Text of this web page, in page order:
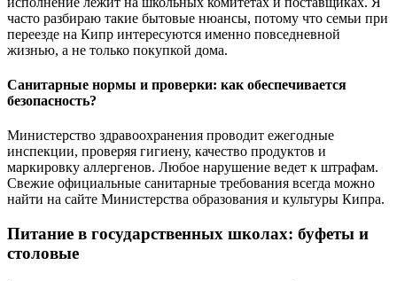
часто разбираю такие бытовые нюансы, потому что семьи при
переезде на Кипр интересуются именно повседневной
жизнью, а не только покупкой дома.
Санитарные нормы и проверки: как обеспечивается
безопасность?
Министерство здравоохранения проводит ежегодные
инспекции, проверяя гигиену, качество продуктов и
маркировку аллергенов. Любое нарушение ведет к штрафам.
Свежие официальные санитарные требования всегда можно
найти на сайте Министерства образования и культуры Кипра.
Питание в государственных школах: буфеты и
столовые